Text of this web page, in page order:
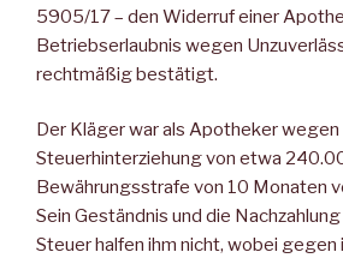
5905/17 – den Widerruf einer
Betriebserlaubnis wegen
rechtmäßig bestätigt.
Der Kläger war als Apotheker wegen
Steuerhinterziehung von etwa
Bewährungsstrafe von 10 Monaten
Sein Geständnis und die
Steuer halfen ihm nicht, wobei gegen